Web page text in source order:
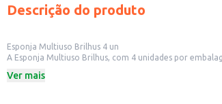
Descrição do produto
Esponja Multiuso Brilhus 4 un
A Esponja Multiuso Brilhus, com 4 unidades por
Dicas de Uso:
Ver mais